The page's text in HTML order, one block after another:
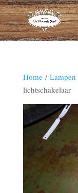
Home/ Lampen
lichtschakelaar